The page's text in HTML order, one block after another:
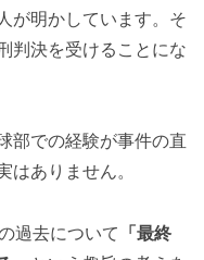
が明かしています。そ
判決を受けることにな
部での経験が事件の直
ありません。
過去について 「最終